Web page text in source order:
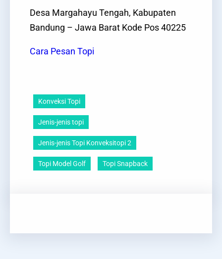
Desa Margahayu Tengah, Kabupaten
Bandung – Jawa Barat Kode Pos 40225
Cara Pesan Topi
Konveksi Topi
Jenis-jenis topi
Jenis-jenis Topi Konveksitopi 2
Topi Model Golf Topi Snapback